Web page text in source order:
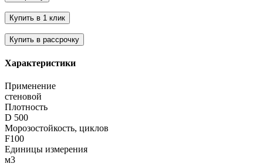
Характеристики
Применение
стеновой
Плотность
D 500
Морозостойкость, циклов
F100
Единицы измерения
м3